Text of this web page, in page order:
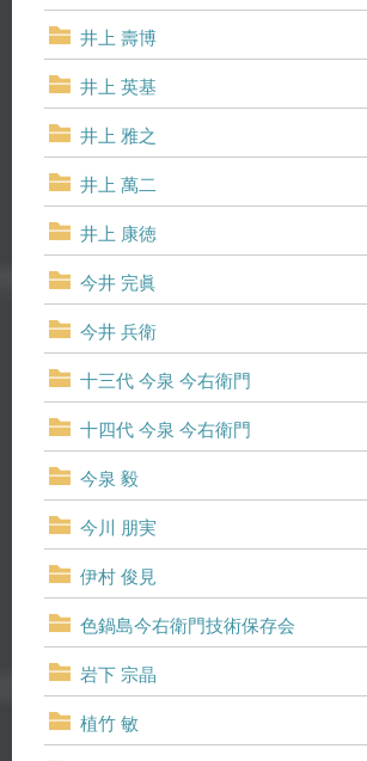
井上 壽博
井上 英基
井上 雅之
井上 萬二
井上 康徳
今井 完眞
今井 兵衛
十三代 今泉 今右衛門
十四代 今泉 今右衛門
今泉 毅
今川 朋実
伊村 俊見
色鍋島今右衛門技術保存会
岩下 宗晶
植竹 敏